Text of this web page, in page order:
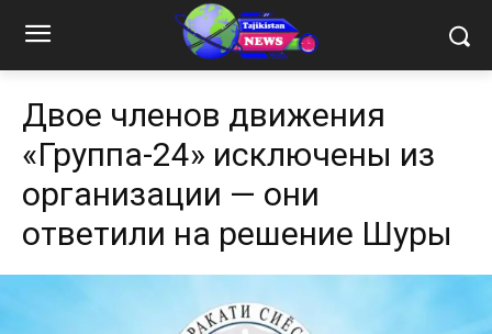
Двое членов движения
«Группа-24» исключены из
организации — они
ответили на решение Шуры